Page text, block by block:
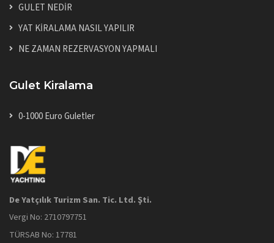
GULET NEDİR
YAT KİRALAMA NASIL YAPILIR
NE ZAMAN REZERVASYON YAPMALI
Gulet Kiralama
0-1000 Euro Guletler
De Yatçılık Turizm San. Tic. Ltd. Şti.
Vergi No: 2710797751
TÜRSAB No: 17781